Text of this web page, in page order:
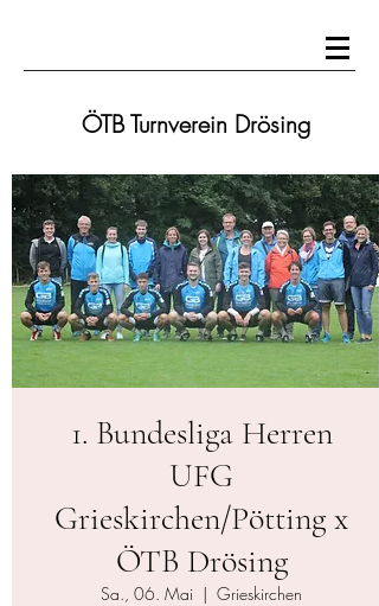
ÖTB Turnverein Drösing
1. Bundesliga Herren
UFG
Grieskirchen/Pötting x
ÖTB Drösing
Sa., 06. Mai
  |
Grieskirchen